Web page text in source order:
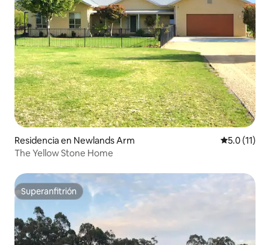
Residencia en Newlands Arm Calificación
5.0 (11)
The Yellow Stone Home
Superanfitrión
Superanfitrión